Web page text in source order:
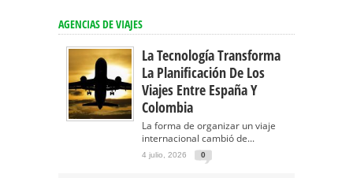
AGENCIAS DE VIAJES
La Tecnología Transforma
La Planificación De Los
Viajes Entre España Y
Colombia
La forma de organizar un viaje
internacional cambió de...
4 julio, 2026 0